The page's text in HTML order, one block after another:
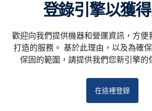
登錄引擎以獲
歡迎向我們提供機器和營運資訊，方便
打造的服務。 基於此理由，以及為確
保固的範圍，請提供我們您新引擎的
在這裡登錄